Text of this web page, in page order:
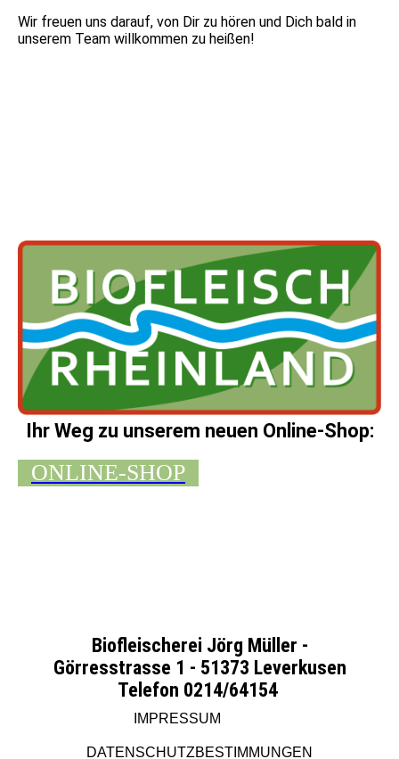
Wir freuen uns darauf, von Dir zu hören und Dich bald in
unserem Team willkommen zu heißen!
Ihr Weg zu unserem neuen Online-Shop:
ONLINE-SHOP
Biofleischerei Jörg Müller -
Görresstrasse 1 - 51373 Leverkusen
Telefon 0214/64154
IMPRESSUM
DATENSCHUTZBESTIMMUNGEN